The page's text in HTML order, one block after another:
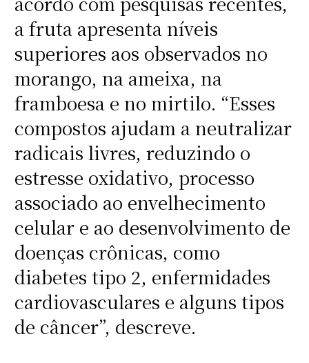
a fruta apresenta níveis
superiores aos observados no
morango, na ameixa, na
framboesa e no mirtilo. “Esses
compostos ajudam a neutralizar
radicais livres, reduzindo o
estresse oxidativo, processo
associado ao envelhecimento
celular e ao desenvolvimento de
doenças crônicas, como
diabetes tipo 2, enfermidades
cardiovasculares e alguns tipos
de câncer”, descreve.